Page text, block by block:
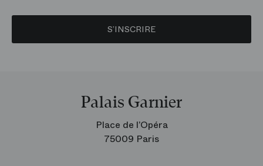
S’INSCRIRE
Palais Garnier
Place de l’Opéra
75009 Paris